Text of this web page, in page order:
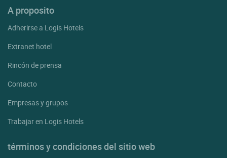
A proposito
Adherirse a Logis Hotels
Extranet hotel
Rincón de prensa
Contacto
Empresas y grupos
Trabajar en Logis Hotels
términos y condiciones del sitio web